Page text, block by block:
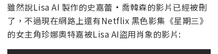
雖然說Lisa AI 製作的史嘉蕾·喬韓森的影片已經被刪
了，不過現在網路上還有Netflix 黑色影集《星期三》
的女主角珍娜奧特嘉被Lisa AI盜用肖象的影片: